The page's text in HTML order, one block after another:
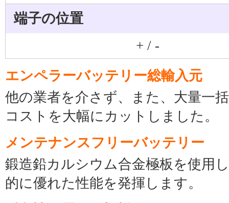
端子の位置
+ / -
エンペラーバッテリー総輸入元
他の業者を介さず、また、大量一
コストを大幅にカットしました。
メンテナンスフリーバッテリー
鍛造鉛カルシウム合金極板を使用
的に優れた性能を発揮します。